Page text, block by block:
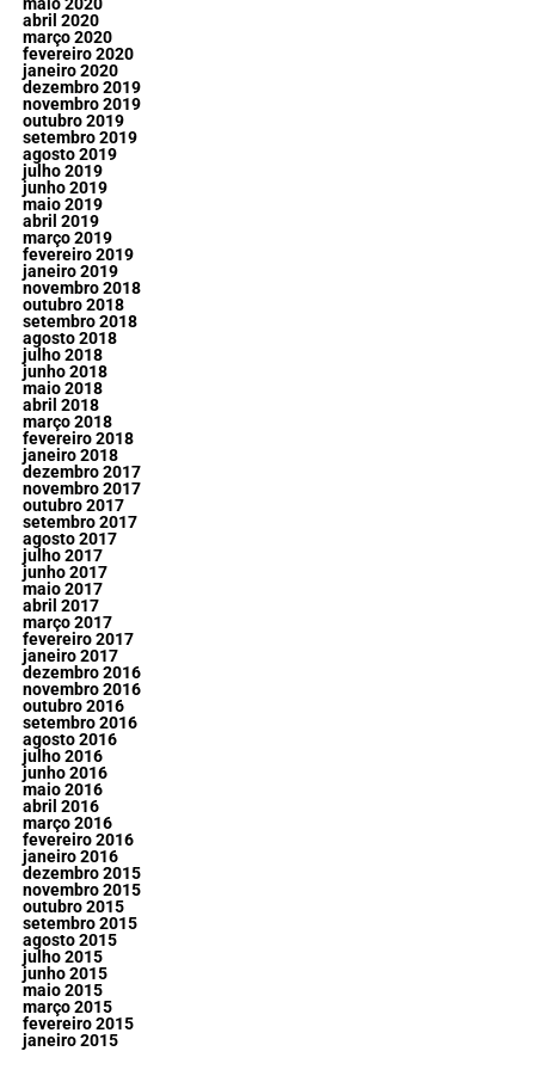
maio 2020
abril 2020
março 2020
fevereiro 2020
janeiro 2020
dezembro 2019
novembro 2019
outubro 2019
setembro 2019
agosto 2019
julho 2019
junho 2019
maio 2019
abril 2019
março 2019
fevereiro 2019
janeiro 2019
novembro 2018
outubro 2018
setembro 2018
agosto 2018
julho 2018
junho 2018
maio 2018
abril 2018
março 2018
fevereiro 2018
janeiro 2018
dezembro 2017
novembro 2017
outubro 2017
setembro 2017
agosto 2017
julho 2017
junho 2017
maio 2017
abril 2017
março 2017
fevereiro 2017
janeiro 2017
dezembro 2016
novembro 2016
outubro 2016
setembro 2016
agosto 2016
julho 2016
junho 2016
maio 2016
abril 2016
março 2016
fevereiro 2016
janeiro 2016
dezembro 2015
novembro 2015
outubro 2015
setembro 2015
agosto 2015
julho 2015
junho 2015
maio 2015
março 2015
fevereiro 2015
janeiro 2015